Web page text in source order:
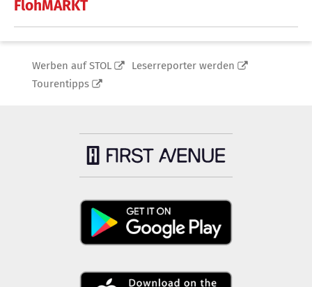
FlohMARKT
Werben auf STOL
Leserreporter werden
Tourentipps